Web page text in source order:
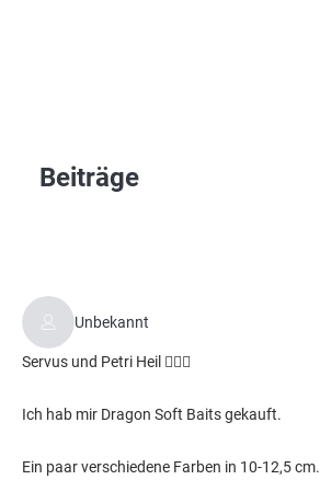
Beiträge
Unbekannt
Servus und Petri Heil ✌🏼🎣
Ich hab mir Dragon Soft Baits gekauft.
Ein paar verschiedene Farben in 10-12,5 cm.